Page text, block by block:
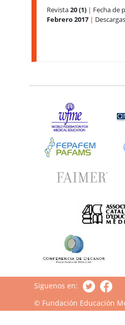
Revista20 (1) | Fecha de
Febrero 2017 | Descargas
Siguenos en:
© Fundación Educación